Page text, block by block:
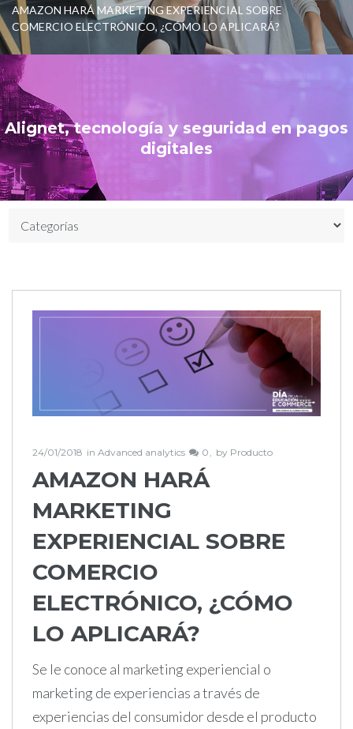
AMAZON HARÁ MARKETING EXPERIENCIAL SOBRE
COMERCIO ELECTRÓNICO, ¿CÓMO LO APLICARÁ?
Alignet, tecnología y seguridad en pagos
digitales
24/01/2018 in Advanced analytics 0 by Producto
AMAZON HARÁ
MARKETING
EXPERIENCIAL SOBRE
COMERCIO
ELECTRÓNICO, ¿CÓMO
LO APLICARÁ?
Se le conoce al marketing experiencial o
marketing de experiencias a través de
experiencias del consumidor desde el producto